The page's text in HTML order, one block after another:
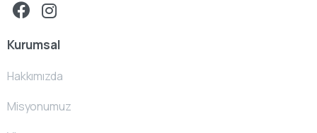
Kurumsal
Hakkımızda
Misyonumuz